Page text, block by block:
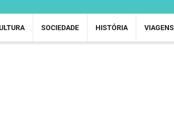
SOCIEDADE HISTÓRIA VIAGENS